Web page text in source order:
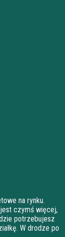
na rynku.
czymś więcej,
potrzebujesz
W drodze po